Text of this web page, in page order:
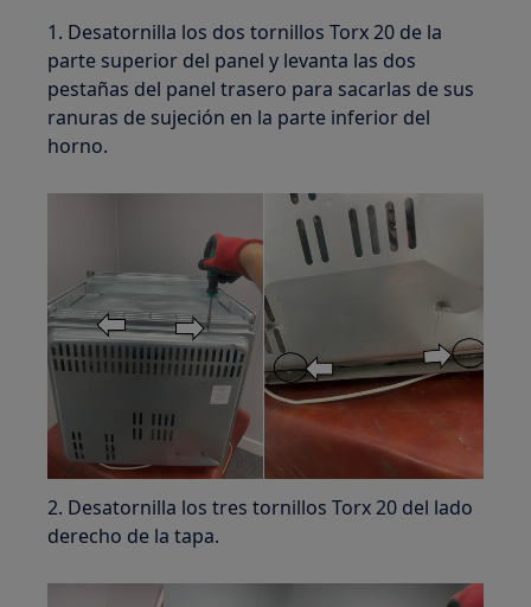
1. Desatornilla los dos tornillos Torx 20 de la
parte superior del panel y levanta las dos
pestañas del panel trasero para sacarlas de sus
ranuras de sujeción en la parte inferior del
horno.
2. Desatornilla los tres tornillos Torx 20 del lado
derecho de la tapa.